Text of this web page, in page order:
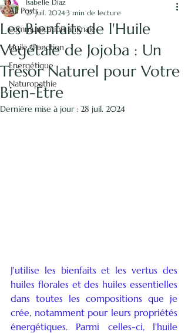
énergétique
Communication Animale
All Posts
communication animale
Huile d'onction
Energétique
Naturopathie
Les Bienfaits de l'Huile
Végétale de Jojoba : Un
Trésor Naturel pour Votre
Bien-Être
Isabelle Diaz
27 juil. 20243 min de lecture
Dernière mise à jour : 28 juil. 2024
J'utilise les bienfaits et les vertus des
huiles florales et des huiles essentielles
dans toutes les compositions que je
crée, notamment pour leurs propriétés
énergétiques. Parmi celles-ci, l'huile